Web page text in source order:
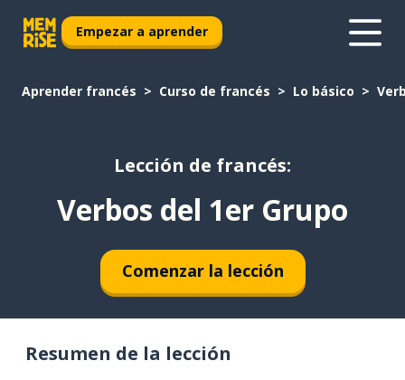
Empezar a aprender
Aprender francés Curso de francés Lo básico
Lección de francés:
Verbos del 1er Grupo
Comenzar la lección
Resumen de la lección